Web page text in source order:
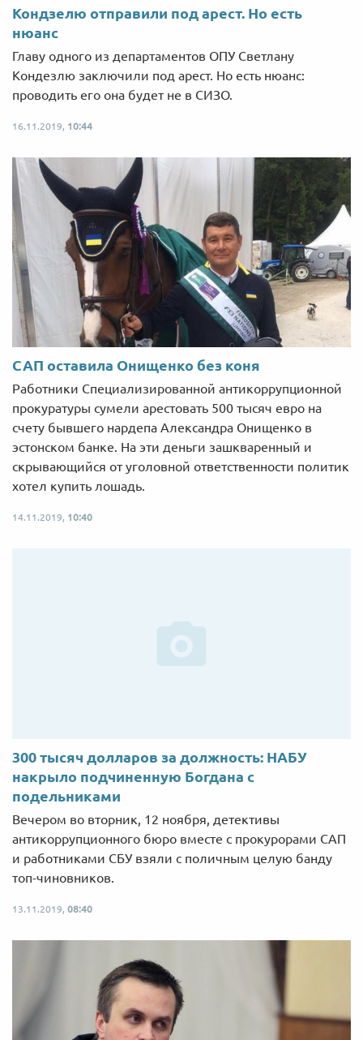
Кондзелю отправили под арест. Но есть
нюанс
Главу одного из департаментов ОПУ Светлану
Кондезлю заключили под арест. Но есть нюанс:
проводить его она будет не в СИЗО.
16.11.2019, 10:44
САП оставила Онищенко без коня
Работники Специализированной антикоррупционной
прокуратуры сумели арестовать 500 тысяч евро на
счету бывшего нардепа Александра Онищенко в
эстонском банке. На эти деньги зашкваренный и
скрывающийся от уголовной ответственности политик
хотел купить лошадь.
14.11.2019, 10:40
300 тысяч долларов за должность: НАБУ
накрыло подчиненную Богдана с
подельниками
Вечером во вторник, 12 ноября, детективы
антикоррупционного бюро вместе с прокурорами САП
и работниками СБУ взяли с поличным целую банду
топ-чиновников.
13.11.2019, 08:40